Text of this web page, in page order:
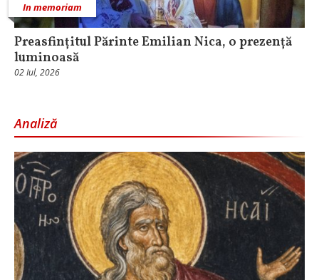
In memoriam
Preasfințitul Părinte Emilian Nica, o prezență
luminoasă
02 Iul, 2026
Analiză